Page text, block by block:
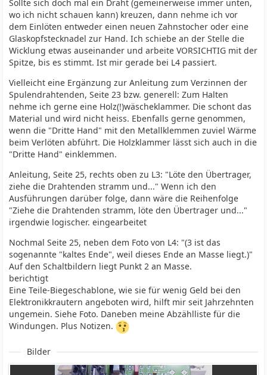
Sollte sich doch mal ein Draht (gemeinerweise immer unten,
wo ich nicht schauen kann) kreuzen, dann nehme ich vor
dem Einlöten entweder einen neuen Zahnstocher oder eine
Glaskopfstecknadel zur Hand. Ich schiebe an der Stelle die
Wicklung etwas auseinander und arbeite VORSICHTIG mit der
Spitze, bis es stimmt. Ist mir gerade bei L4 passiert.
Vielleicht eine Ergänzung zur Anleitung zum Verzinnen der
Spulendrahtenden, Seite 23 bzw. generell: Zum Halten
nehme ich gerne eine Holz(!)wäscheklammer. Die schont das
Material und wird nicht heiss. Ebenfalls gerne genommen,
wenn die "Dritte Hand" mit den Metallklemmen zuviel Wärme
beim Verlöten abführt. Die Holzklammer lässt sich auch in die
"Dritte Hand" einklemmen.
Anleitung, Seite 25, rechts oben zu L3: "Löte den Übertrager,
ziehe die Drahtenden stramm und..." Wenn ich den
Ausführungen darüber folge, dann wäre die Reihenfolge
"Ziehe die Drahtenden stramm, löte den Übertrager und..."
irgendwie logischer. eingearbeitet
Nochmal Seite 25, neben dem Foto von L4: "(3 ist das
sogenannte "kaltes Ende", weil dieses Ende an Masse liegt.)"
Auf den Schaltbildern liegt Punkt 2 an Masse.
berichtigt
Eine Teile-Biegeschablone, wie sie für wenig Geld bei den
Elektronikkrautern angeboten wird, hilft mir seit Jahrzehnten
ungemein. Siehe Foto. Daneben meine Abzählliste für die
Windungen. Plus Notizen.
Bilder